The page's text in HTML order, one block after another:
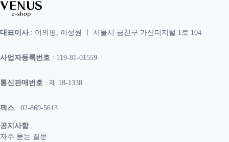
대표이사: 이의평, 이성원 ㅣ 서울시 금천구 가산디지털 1로 104
사업자등록번호 : 119-81-01559
통신판매번호 : 제 18-1338
팩스 : 02-869-5613
공지사항
자주 묻는 질문